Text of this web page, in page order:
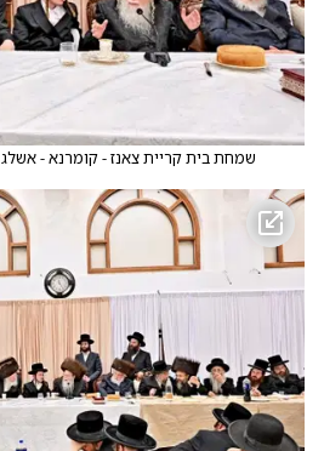
שמחת בית קריית צאנז - קומרנא - אשלג